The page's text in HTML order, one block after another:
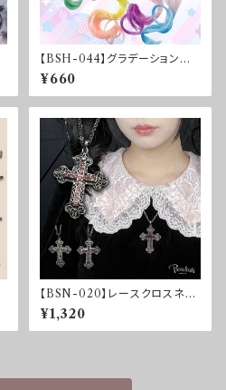
【BSH-044】グラデーションエ
クステ(1個売り)
¥660
【BSN-020】レースクロスネッ
クレス
¥1,320